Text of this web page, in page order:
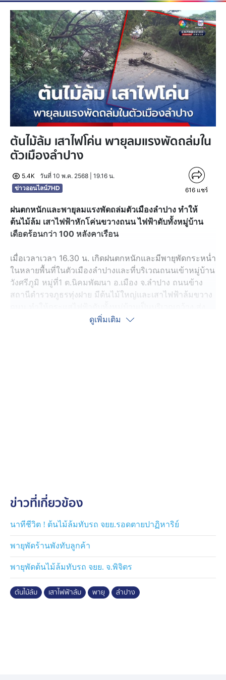
ต้นไม้ล้ม เสาไฟโค่น พายุลมแรงพัดถล่มใน
ตัวเมืองลำปาง
5.4K
วันที่ 10 พ.ค. 2568 | 19.16 น.
ข่าวออนไลน์7HD
616 แชร์
ฝนตกหนักและพายุลมแรงพัดถล่มตัวเมืองลำปาง ทำให้
ต้นไม้ล้ม เสาไฟฟ้าหักโค่นขวางถนน ไฟฟ้าดับทั้งหมู่บ้าน
เดือดร้อนกว่า 100 หลังคาเรือน
เมื่อเวลาเวลา 16.30 น. เกิดฝนตกหนักและมีพายุพัดกระหน่ำ
ในหลายพื้นที่ในตัวเมืองลำปางและที่บริเวณถนนเข้าหมู่บ้าน
วังศรีภูมิ หมู่ที่1 ต.นิคมพัฒนา อ.เมือง จ.ลำปาง ถนนข้าง
สถานีตำรวจภูธรทุ่งฝาย มีต้นไม้ใหญ่และเสาไฟฟ้าล้มขวาง
ผลกระทบต่อบ้านเรือนชาวบ้านกว่า 100 หลังคาเรือน ตลอด
ดูเพิ่มเติม
ข่าวที่เกี่ยวข้อง
นาทีชีวิต ! ต้นไม้ล้มทับรถ จยย.รอดตายปาฏิหาริย์
พายุพัดร้านพังทับลูกค้า
พายุพัดต้นไม้ล้มทับรถ จยย. จ.พิจิตร
ต้นไม้ล้ม เสาไฟฟ้าล้ม พายุ ลำปาง